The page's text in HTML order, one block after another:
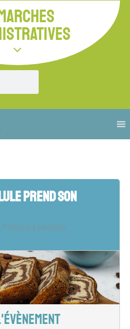
PREND SON
Fabrique à partages